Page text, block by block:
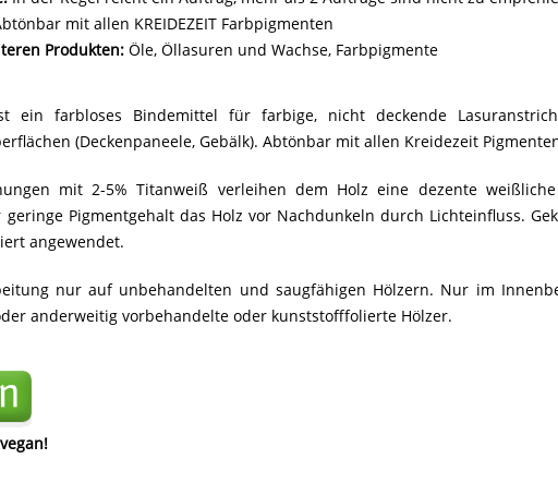
mit allen KREIDEZEIT Farbpigmenten
Produkten: Öle, Öllasuren und Wachse, Farbpigmente
ein farbloses Bindemittel für farbige, nicht deckende
(Deckenpaneele, Gebälk). Abtönbar mit allen Kreidezeit
mit 2-5% Titanweiß verleihen dem Holz eine dezente
Pigmentgehalt das Holz vor Nachdunkeln durch Lichteinfluss.
angewendet.
nur auf unbehandelten und saugfähigen Hölzern. Nur im
anderweitig vorbehandelte oder kunststofffolierte Hölzer.
vegan!